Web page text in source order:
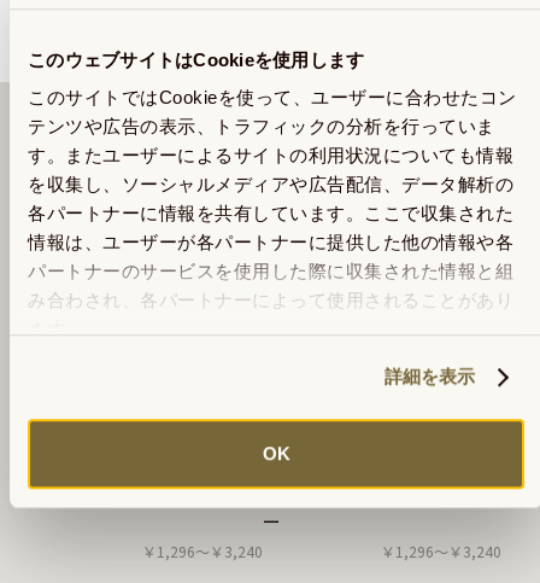
このウェブサイトはCookieを使用します
このサイトではCookieを使って、ユーザーに合わせたコン
テンツや広告の表示、トラフィックの分析を行っていま
す。またユーザーによるサイトの利用状況についても情報
を収集し、ソーシャルメディアや広告配信、データ解析の
各パートナーに情報を共有しています。ここで収集された
情報は、ユーザーが各パートナーに提供した他の情報や各
パートナーのサービスを使用した際に収集された情報と組
み合わされ、各パートナーによって使用されることがあり
詳細を表示
OK
商品についてのお問い合わせ情報
このショップの商品 全て見る
ブルーベリービネガー
￥1,296〜￥3,240
ピンクのブルーベリービネガ
ー
￥1,296〜￥3,240